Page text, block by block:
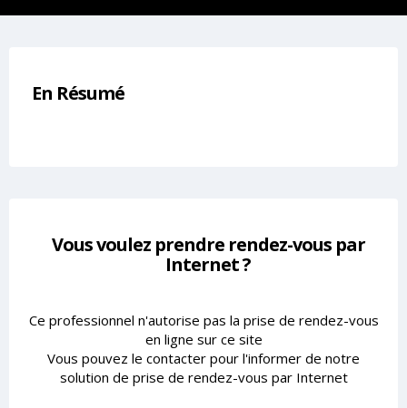
En Résumé
Vous voulez prendre rendez-vous par
Internet ?
Ce professionnel n'autorise pas la prise de rendez-vous
en ligne sur ce site
Vous pouvez le contacter pour l'informer de notre
solution de prise de rendez-vous par Internet